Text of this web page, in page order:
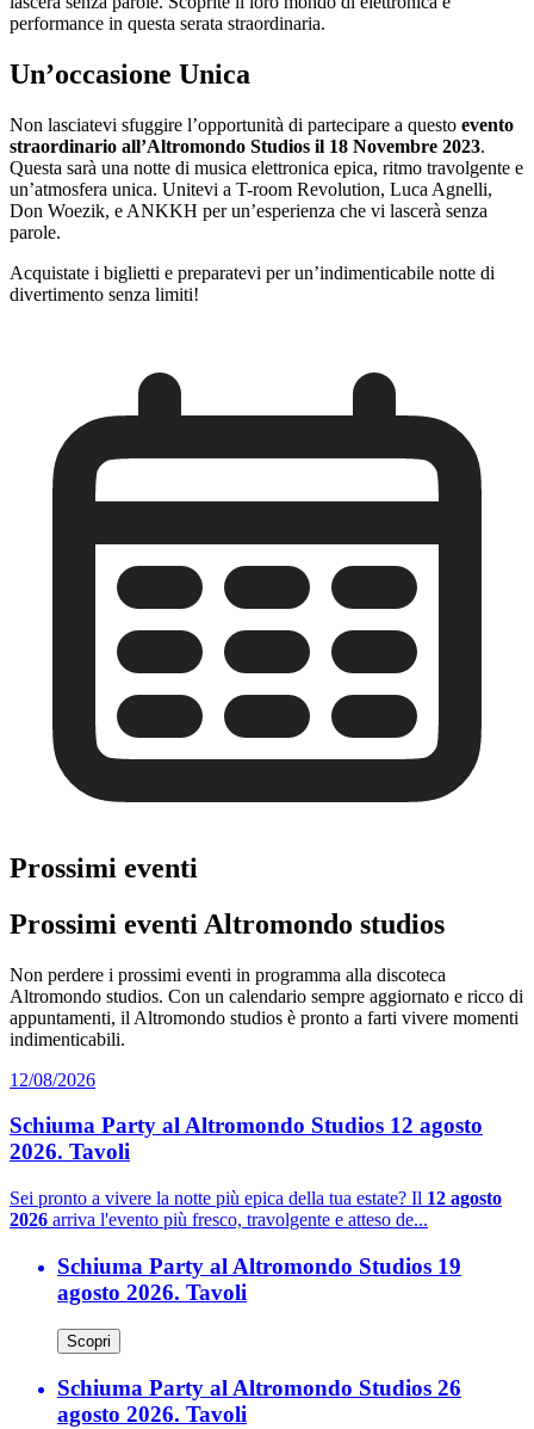
performance in questa serata straordinaria.
Un’occasione Unica
Non lasciatevi sfuggire l’opportunità di partecipare a questo evento
straordinario all’Altromondo Studios il 18 Novembre 2023.
Questa sarà una notte di musica elettronica epica, ritmo travolgente e
un’atmosfera unica. Unitevi a T-room Revolution, Luca Agnelli,
Don Woezik, e ANKKH per un’esperienza che vi lascerà senza
parole.
Acquistate i biglietti e preparatevi per un’indimenticabile notte di
divertimento senza limiti!
Prossimi eventi
Prossimi eventi Altromondo studios
Non perdere i prossimi eventi in programma alla discoteca
Altromondo studios. Con un calendario sempre aggiornato e ricco di
appuntamenti, il Altromondo studios è pronto a farti vivere momenti
indimenticabili.
12/08/2026
Schiuma Party al Altromondo Studios 12 agosto
2026. Tavoli
Sei pronto a vivere la notte più epica della tua estate? Il 12 agosto
2026 arriva l'evento più fresco, travolgente e atteso de...
Schiuma Party al Altromondo Studios 19
agosto 2026. Tavoli
Scopri
Schiuma Party al Altromondo Studios 26
agosto 2026. Tavoli